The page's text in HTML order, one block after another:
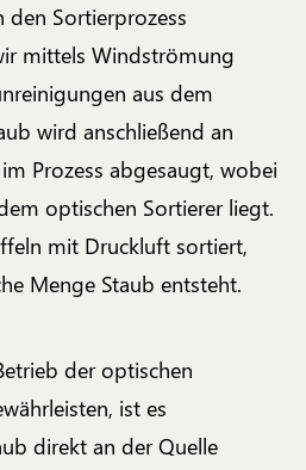
den Sortierprozess
mittels Windströmung
aus dem
wird anschließend an
Prozess abgesaugt, wobei
optischen Sortierer liegt.
mit Druckluft sortiert,
Menge Staub entsteht.
der optischen
ist es
direkt an der Quelle